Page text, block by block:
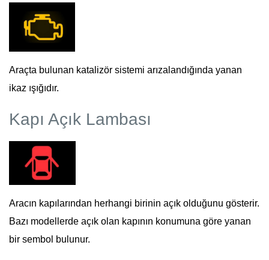
Araçta bulunan katalizör sistemi arızalandığında yanan
ikaz ışığıdır.
Kapı Açık Lambası
Aracın kapılarından herhangi birinin açık olduğunu gösterir.
Bazı modellerde açık olan kapının konumuna göre yanan
bir sembol bulunur.